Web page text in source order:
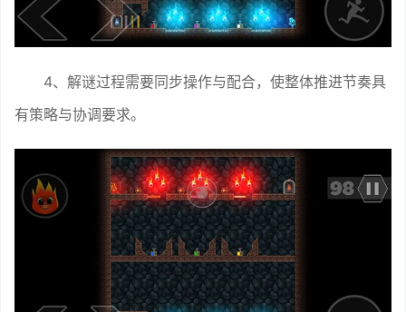
4、解谜过程需要同步操作与配合，使整体推进节奏具
有策略与协调要求。